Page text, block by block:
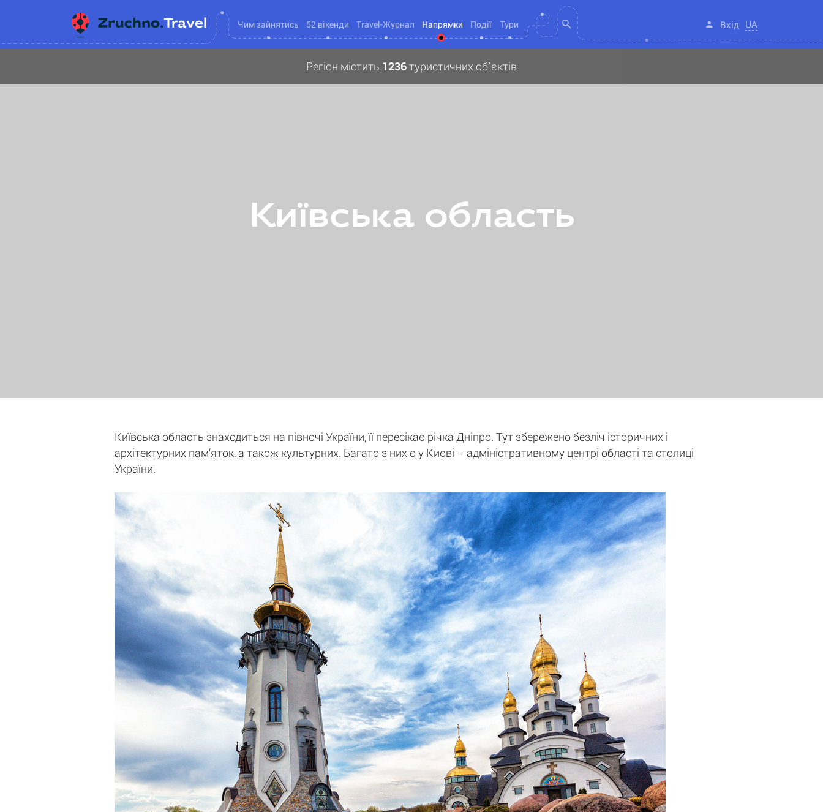
Чим зайнятись 52 вікенди Travel-Журнал Напрямки Події Тури Вхід UA
Регіон містить 1236туристичних об`єктів
Київська область
Київська область знаходиться на півночі України, її пересікає річка Дніпро. Тут збережено безліч історичних і
архітектурних пам’яток, а також культурних. Багато з них є у Києві – адміністративному центрі області та столиці
України.